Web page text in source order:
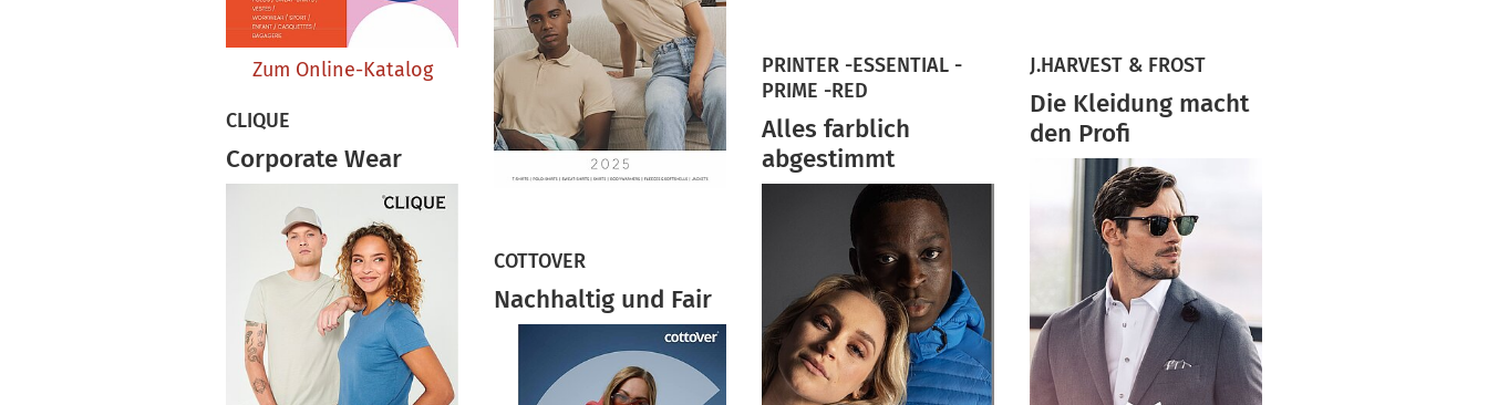
Zum Online-Katalog
CLIQUE
Corporate Wear
COTTOVER
Nachhaltig und Fair
PRINTER -ESSENTIAL -
PRIME -RED
Alles farblich
abgestimmt
J.HARVEST & FROST
Die Kleidung macht
den Profi